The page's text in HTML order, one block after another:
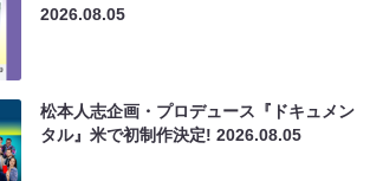
2026.08.05
松本人志企画・プロデュース『ドキュメン
タル』米で初制作決定!2026.08.05